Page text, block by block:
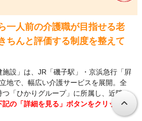
一人前の介護職が目指せる老
ちんと評価する制度を整えて
施設」は、JR「磯子駅」・京浜急行「屛
地で、幅広い介護サービスを展開。全
つ「ひかりグループ」に所属し、近隣の
の「詳細を見る」ボタンをクリッ